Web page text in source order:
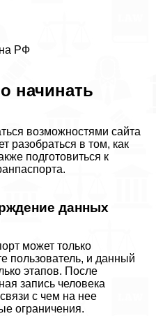
РФ
начинать
возможностями сайта
разобраться в том, как
подготовиться к
данных
может только
пользователь, и данный
этапов. После
запись человека
с чем на нее
ограничения.